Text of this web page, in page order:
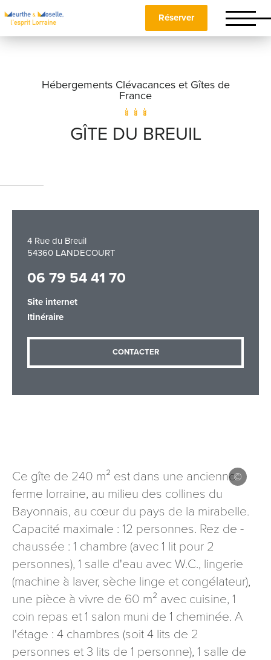
Réserver
Hébergements Clévacances et Gîtes de
France
GÎTE DU BREUIL
4 Rue du Breuil
54360 LANDECOURT
06 79 54 41 70
Site internet
Itinéraire
CONTACTER
Ce gîte de 240 m² est dans une ancienne
ferme lorraine, au milieu des collines du
Bayonnais, au cœur du pays de la mirabelle.
Capacité maximale : 12 personnes. Rez ­de ­
chaussée : 1 chambre (avec 1 lit pour 2
personnes), 1 salle d'eau avec W.C., lingerie
(machine à laver, sèche linge et congélateur),
une pièce à vivre de 60 m² avec cuisine, 1
coin repas et 1 salon muni de 1 cheminée. A
l'étage : 4 chambres (soit 4 lits de 2
personnes et 3 lits de 1 personne), 1 salle de
Adresse email
Les informations recueillies à partir de ce formulaire sont
nécessaires au traitement de votre demande (sauf
rectification et d’opposition aux données vous concernant,
que vous pouvez exercer en adressant une demande par
courriel à tourisme@departement54.fr ou par courrier
signé accompagné de la copie d’un titre d’identité à
l’adresse suivante : Meurthe & Moselle Tourisme - 48
esplanade Jacques-Baudot CO 90019 54035 NANCY
reCAPTCHA